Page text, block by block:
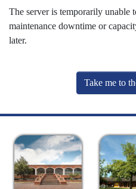
The server is temporarily unable
maintenance downtime or
later.
Take me to